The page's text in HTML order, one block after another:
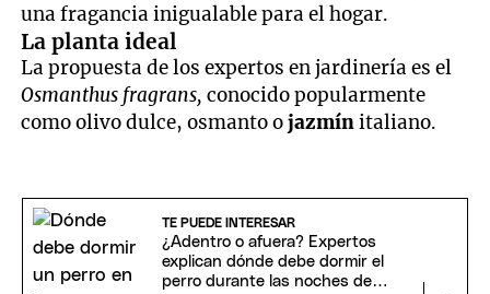
una fragancia inigualable para el hogar.
La planta ideal
La propuesta de los expertos en jardinería es el
Osmanthus fragrans, conocido popularmente
como olivo dulce, osmanto ojazmínitaliano.
TE PUEDE INTERESAR
¿Adentro o afuera? Expertos
explican dónde debe dormir el
perro durante las noches de